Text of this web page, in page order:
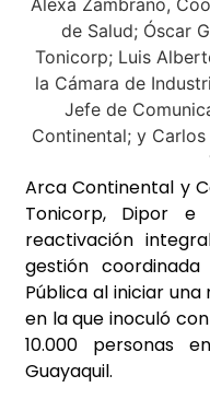
Arca Continental y
Tonicorp, Dipor e
reactivación
gestión
Pública al iniciar
en la que inoculó
10.000 personas
Guayaquil.